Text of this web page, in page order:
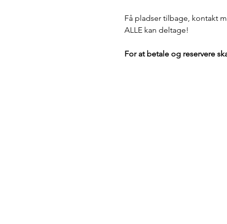
Få pladser tilbage, kontakt
ALLE kan deltage!
For at betale og reservere